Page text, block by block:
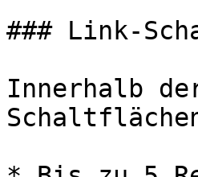
### Link-
Innerhalb